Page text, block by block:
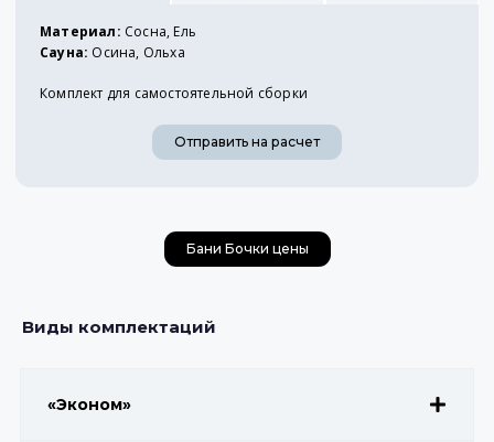
Материал: Сосна, Ель
Сауна: Осина, Ольха
Комплект для самостоятельной сборки
Отправить на расчет
Бани Бочки цены
Виды комплектаций
«Эконом»